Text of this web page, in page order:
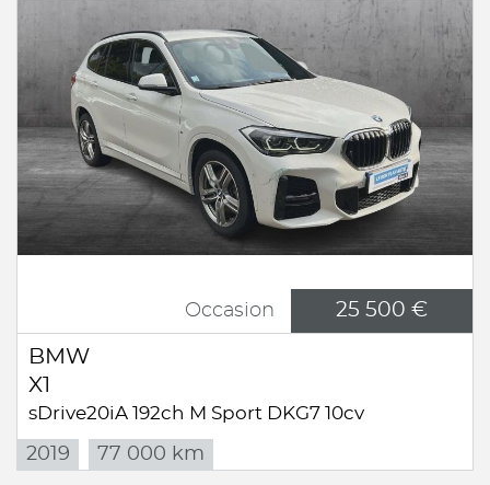
Occasion 25 500 €
BMW
X1
sDrive20iA 192ch M Sport DKG7 10cv
2019 77 000 km